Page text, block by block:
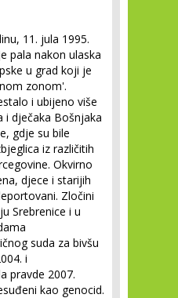
11. jula 1995.
pala nakon ulaska
u grad koji je
zonom'.
i ubijeno više
i dječaka Bošnjaka
gdje su bile
iz različitih
Okvirno
djece i starijih
Zločini
Srebrenice i u
suda za bivšu
i
pravde 2007.
kao genocid.